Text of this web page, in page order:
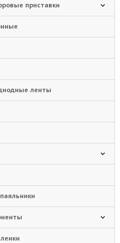
приставки
ленты